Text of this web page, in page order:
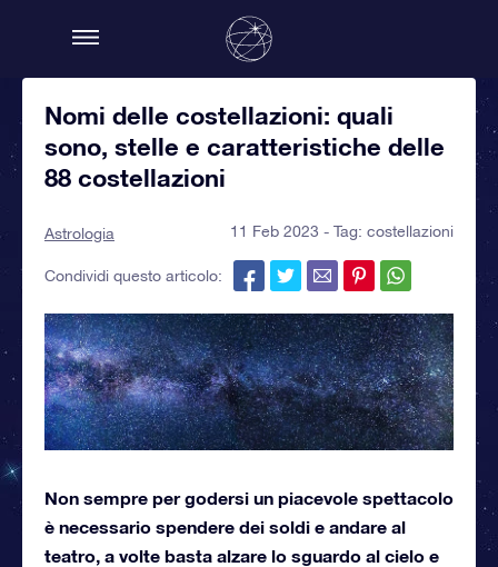
Nomi delle costellazioni: quali
sono, stelle e caratteristiche delle
88 costellazioni
Astrologia 11 Feb 2023 - Tag: costellazioni
Condividi questo articolo:
Non sempre per godersi un piacevole spettacolo
è necessario spendere dei soldi e andare al
teatro, a volte basta alzare lo sguardo al cielo e